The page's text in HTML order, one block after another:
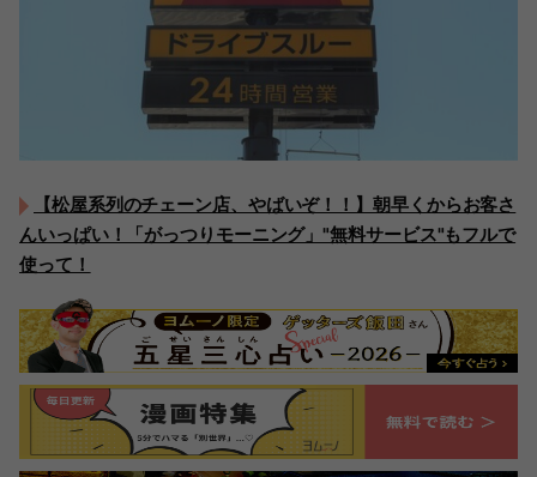
【松屋系列のチェーン店、やばいぞ！！】朝早くからお客さ
んいっぱい！「がっつりモーニング」"無料サービス"もフルで
使って！